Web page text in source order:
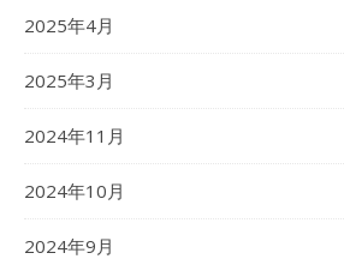
2025年4月
2025年3月
2024年11月
2024年10月
2024年9月